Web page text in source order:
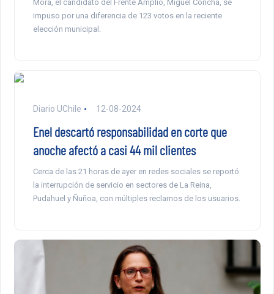
Mora, el candidato del Frente Amplio, Miguel Concha, se
impuso por una diferencia de 123 votos en la reciente
elección municipal.
Diario UChile 12-08-2024
Enel descartó responsabilidad en corte que
anoche afectó a casi 44 mil clientes
Cerca de las 21 horas de ayer en redes sociales se reportó
la interrupción de servicio en sectores de La Reina,
Pudahuel y Ñuñoa, con múltiples reclamos de los usuarios.